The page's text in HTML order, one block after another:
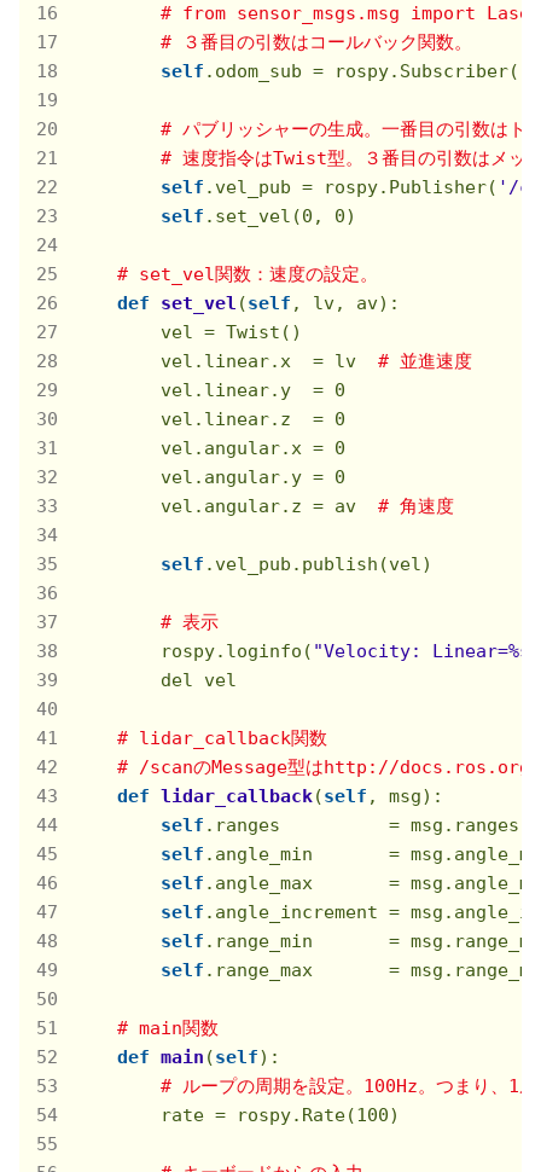
# from sensor_msgs.msg import
# ３番目の引数はコールバック関数。
self .odom_sub = rospy.Subscriber(
# パブリッシャーの生成。一番目の引数はト
# 速度指令はTwist型。３番目の引数はメッ
self .vel_pub = rospy.Publisher( '/
self .set_vel(0 , 0)
# set_vel関数：速度の設定。
def
set_vel (self , lv, av) :
        vel = Twist()
        vel.linear.x  = lv
# 並進速度
        vel.linear.y  =
0
        vel.linear.z  =
0
        vel.angular.x =
0
        vel.angular.y =
0
        vel.angular.z = av
# 角速度
self .vel_pub.publish(vel)
# 表示
        rospy.loginfo(
"Velocity: Linear=%s
        del vel
# lidar_callback関数
# /scanのMessage型はhttp://
def lidar_callback(self , msg) :
self .ranges          = msg.ranges
self .angle_min       =
self .angle_max       =
self .angle_increment =
self .range_min       =
self .range_max       =
# main関数
def main (self) :
# ループの周期を設定。100Hz。つまり、1ル
        rate = rospy.Rate(
100)